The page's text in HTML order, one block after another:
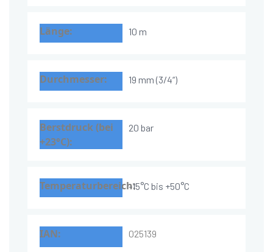
10 m
19 mm (3/4“)
20 bar
-15°C bis +50°C
025139